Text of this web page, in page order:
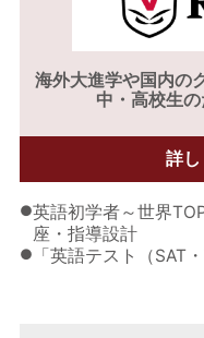
海外大進学や国内の
中・高校生
詳
●英語初学者～世界
座・指導設計
● 「英語テスト（SAT